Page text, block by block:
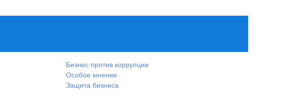
Бизнес против коррупции
Особое мнение
Защита бизнеса